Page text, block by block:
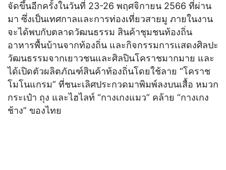
จัดขึ้นอีกครั้งในวันที่ 23-26 พฤศจิกายน 2566 ที่ผ่าน
มา ซึ่งเป็นเทศกาลและการท่องเที่ยวสายมู ภายในงาน
จะได้พบกับตลาดวัฒนธรรม สินค้าชุมชนท้องถิ่น
อาหารพื้นบ้านจากท้องถิ่น และกิจกรรมการเเสดงศิลปะ
วัฒนธรรมจากเยาวชนและศิลปินโคราชมากมาย และ
ได้เปิดตัวผลิตภัณฑ์สินค้าท้องถิ่นโดยใช้ลาย “โคราช
โมโนแกรม” ที่ชนะเลิศประกวดมาพิมพ์ลงบนเสื้อ หมวก
กระเป๋า ถุง และไฮไลท์ “กางเกงแมว” คล้าย “กางเกง
ช้าง” ของไทย